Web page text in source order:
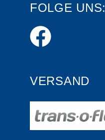
FOLGE UNS:
VERSAND